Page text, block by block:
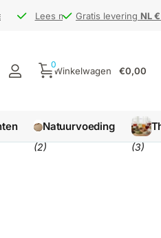
NL € 45 / BE € 65
NL € 45 / BE € 65
Levertijd1-3 werkdagen
Lees meer
Levertijd1-3 werkdagen
Gratis levering NL
Gratis levering NL
Winkelwagen
0
€0,00
Natuurvoeding
(2) (3)